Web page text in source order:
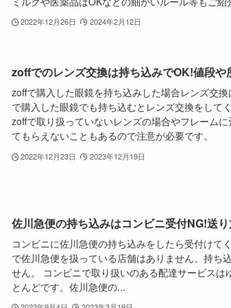
2022年12月26日 2024年2月12日
zoffでのレンズ交換は持ち込みでOK!値段や
zoffで購入した眼鏡を持ち込みした場合レンズ交
で購入した眼鏡でも持ち込むとレンズ交換をして
zoffで取り扱っていないレンズの場合やフレーム
てもらえないこともあるので注意が必要です。
2022年12月23日 2023年12月19日
佐川急便の持ち込みはコンビニ受付NG!送
コンビニに佐川急便の持ち込みをしたら受付けて
で佐川急便を扱っている店舗はありません。持ち
せん。 コンビニで取り扱いのある配達サービスは
とんどです。佐川急便の...